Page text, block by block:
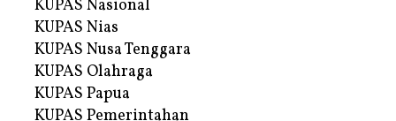
KUPAS Nasional
KUPAS Nias
KUPAS Nusa Tenggara
KUPAS Olahraga
KUPAS Papua
KUPAS Pemerintahan